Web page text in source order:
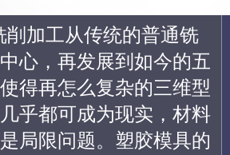
削加工从传统的普通铣
心，再发展到如今的五
得再怎么复杂的三维型
乎都可成为现实，材料
局限问题。塑胶模具的